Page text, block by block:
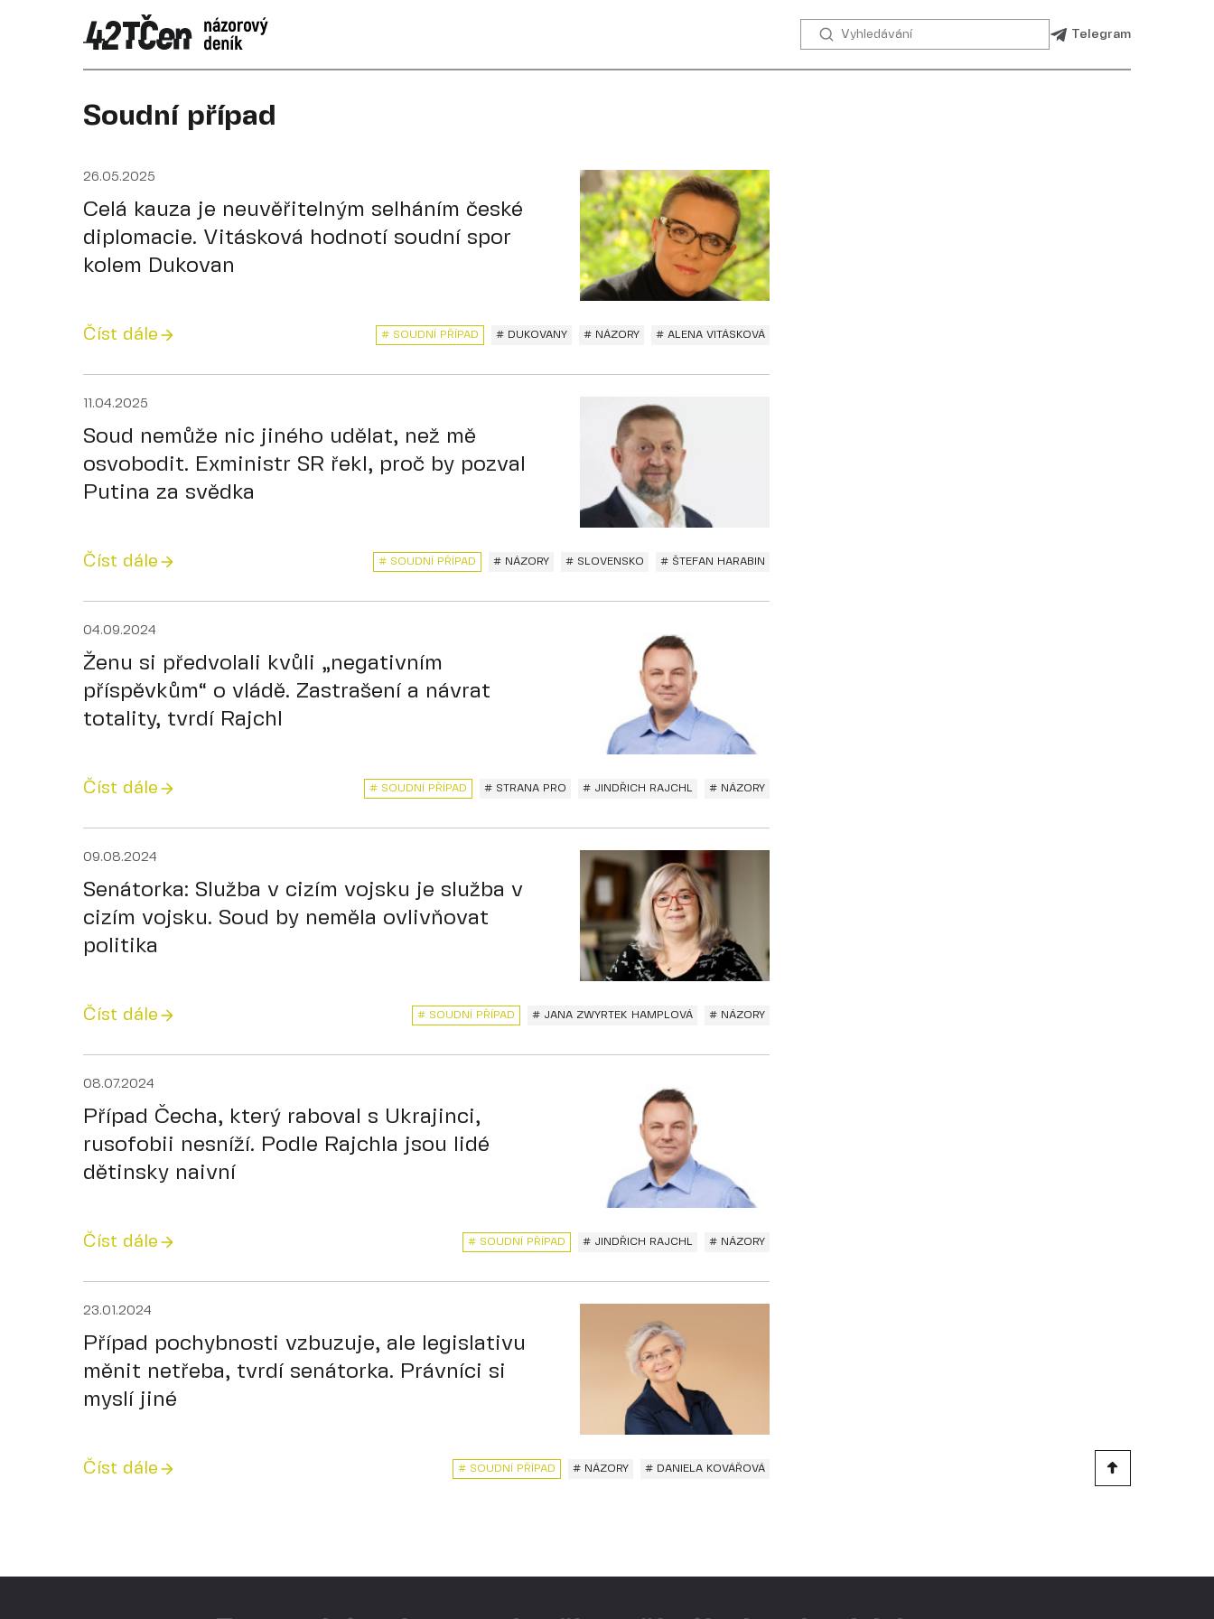
Telegram
Soudní případ
26.05.2025
Celá kauza je neuvěřitelným selháním české
diplomacie. Vitásková hodnotí soudní spor
kolem Dukovan
Číst dále # SOUDNÍ PŘÍPAD # DUKOVANY # NÁZORY # ALENA VITÁSKOVÁ
11.04.2025
Soud nemůže nic jiného udělat, než mě
osvobodit. Exministr SR řekl, proč by pozval
Putina za svědka
Číst dále # SOUDNÍ PŘÍPAD # NÁZORY # SLOVENSKO # ŠTEFAN HARABIN
04.09.2024
Ženu si předvolali kvůli „negativním
příspěvkům“ o vládě. Zastrašení a návrat
totality, tvrdí Rajchl
Číst dále # STRANA PRO # JINDŘICH RAJCHL
# SOUDNÍ PŘÍPAD # NÁZORY
09.08.2024
Senátorka: Služba v cizím vojsku je služba v
cizím vojsku. Soud by neměla ovlivňovat
politika
Číst dále # SOUDNÍ PŘÍPAD # JANA ZWYRTEK HAMPLOVÁ # NÁZORY
08.07.2024
Případ Čecha, který raboval s Ukrajinci,
rusofobii nesníží. Podle Rajchla jsou lidé
dětinsky naivní
Číst dále # SOUDNÍ PŘÍPAD # JINDŘICH RAJCHL # NÁZORY
23.01.2024
Případ pochybnosti vzbuzuje, ale legislativu
měnit netřeba, tvrdí senátorka. Právníci si
myslí jiné
Číst dále # NÁZORY
# SOUDNÍ PŘÍPAD # DANIELA KOVÁŘOVÁ